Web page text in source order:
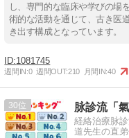
し、専門的な臨床や学びの場
術的な活動を通じて、古き医
き出す構成となっています。
1081745
週間IN:0 週間OUT:210 月間IN:40
30
経絡治療脉
道先生の直